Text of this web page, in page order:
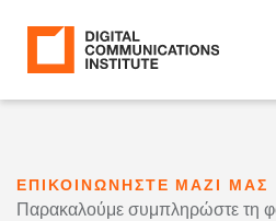
ΕΠΙΚΟΙΝΩΝΗΣΤΕ ΜΑΖΙ ΜΑΣ
Παρακαλούμε συμπληρώστε τη